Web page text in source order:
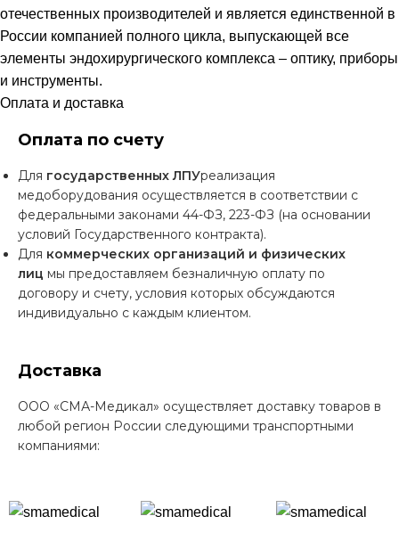
отечественных производителей и является единственной в
России компанией полного цикла, выпускающей все
элементы эндохирургического комплекса – оптику, приборы
и инструменты.
Оплата и доставка
Оплата по счету
Для государственных ЛПУреализация
медоборудования осуществляется в соответствии с
федеральными законами 44-ФЗ, 223-ФЗ (на основании
условий Государственного контракта).
Для коммерческих организаций и физических
лиц мы предоставляем безналичную оплату по
договору и счету, условия которых обсуждаются
индивидуально с каждым клиентом.
Доставка
ООО «СМА-Медикал» осуществляет доставку товаров в
любой регион России следующими транспортными
компаниями: